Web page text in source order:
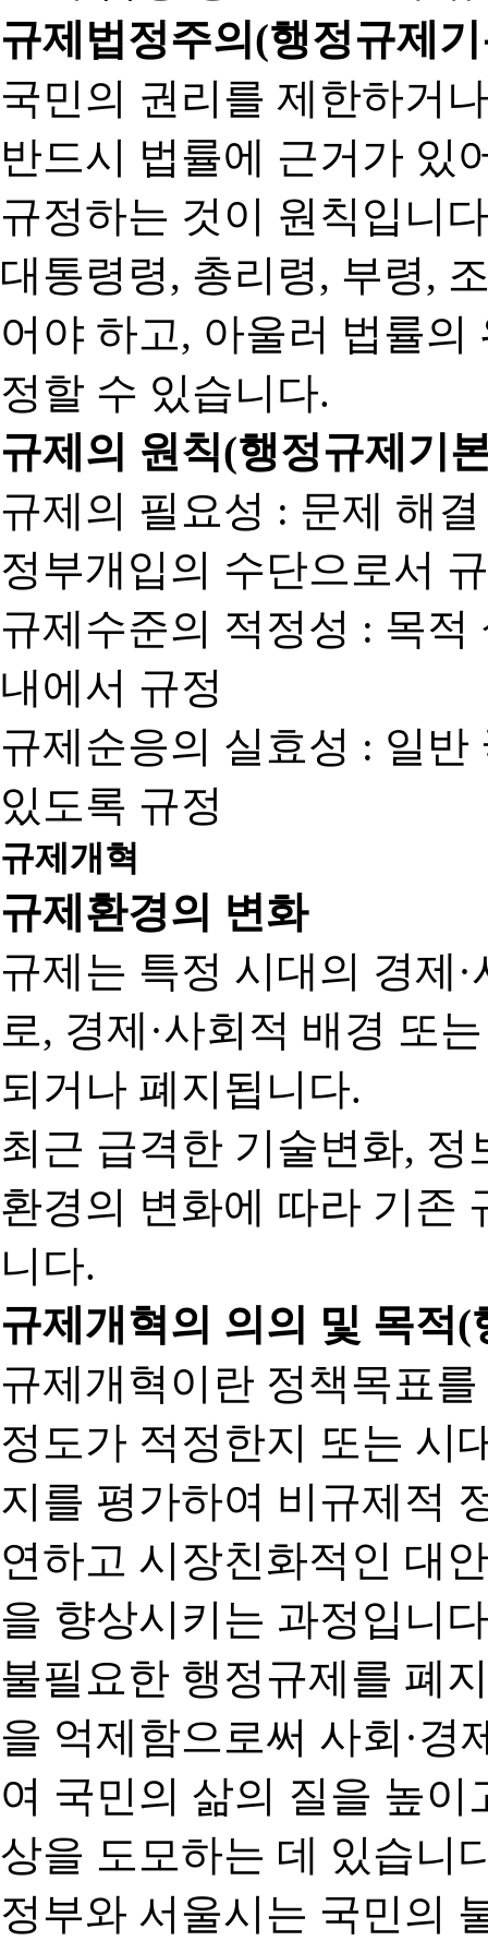
규제법정주의(행정규제
국민의 권리를 제한하거
반드시 법률에 근거가 있
규정하는 것이 원칙입니
대통령령, 총리령, 부령,
어야 하고, 아울러 법률
정할 수 있습니다.
규제의 원칙(행정규제기
규제의 필요성 : 문제 해
정부개입의 수단으로서
규제수준의 적정성 : 목
내에서 규정
규제순응의 실효성 : 일
있도록 규정
규제개혁
규제환경의 변화
규제는 특정 시대의 경제
로, 경제·사회적 배경 또
되거나 폐지됩니다.
최근 급격한 기술변화,
환경의 변화에 따라 기존
니다.
규제개혁의 의의 및 목적
규제개혁이란 정책목표
정도가 적정한지 또는 시
지를 평가하여 비규제적
연하고 시장친화적인 대
을 향상시키는 과정입니
불필요한 행정규제를 폐
을 억제함으로써 사회·경
여 국민의 삶의 질을 높
상을 도모하는 데 있습니
정부와 서울시는 국민의